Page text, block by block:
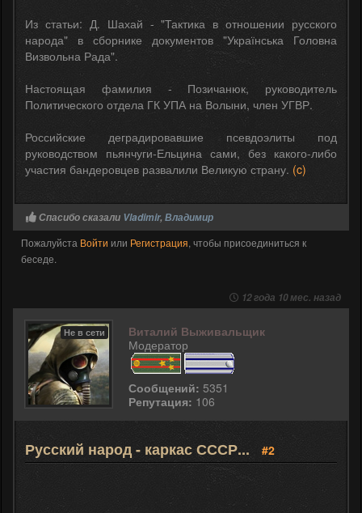
Из статьи: Д. Шахай - "Тактика в отношении русского
народа" в сборнике документов "Українська Головна
Визвольна Рада".
Настоящая фамилия - Позичанюк, руководитель
Политического отдела ГК УПА на Волыни, член УГВР.
Российские деградировавшие псевдоэлиты под
руководством пьянчуги-Ельцина сами, без какого-либо
участия бандеровцев развалили Великую страну. (c)
Спасибо сказали Vladimir, Владимир
Пожалуйста Войти или Регистрация, чтобы присоединиться к
беседе.
12 года 10 мес. назад
Не в сети
Виталий Выживальщик
Модератор
Сообщений: 5351
Репутация: 106
Русский народ - каркас СССР... #2